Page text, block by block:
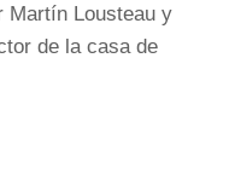
Martín Lousteau y
de la casa de